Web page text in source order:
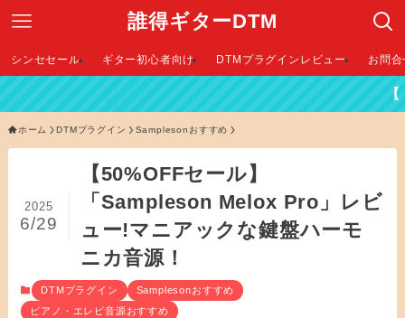
誰得ギターDTM
シンセセール ギター初心者向け DTMプラグインレビュー お問
【 2026年最新DTM
ホーム DTMプラグイン Samplesonおすすめ
【50%OFFセール】
「Sampleson Melox Pro」レビ
ュー!マニアックな鍵盤ハーモ
ニカ音源！
2025
6/29
DTMプラグイン
Samplesonおすすめ
ピアノ・エレピ音源おすすめ